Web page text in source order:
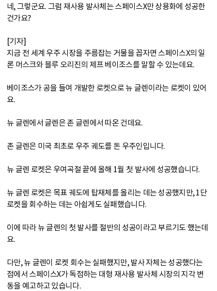
네, 그렇군요. 그럼 재사용 발사체는 스페이스X만 상용화에 성공한
건가요?
[기자]
지금 전 세계 우주 시장을 주름잡는 거물을 꼽자면 스페이스X의 일
론 머스크와 블루 오리진의 제프 베이조스를 말할 수 있는데요.
베이조스가 공을 들여 개발한 로켓으로 뉴 글렌이라는 로켓이 있어
요.
뉴 글렌에서 글렌은 존 글렌에서 따온 건데요.
존 글렌은 미국 최초로 우주 궤도를 돈 우주인입니다.
뉴 글렌 로켓은 우여곡절 끝에 올해 1월 첫 발사에 성공했습니다.
뉴 글렌 로켓은 목표 궤도에 탑재체를 올리는 데는 성공했지만, 1단
로켓을 회수하는 데는 아쉽게도 실패했습니다.
이에 따라 뉴 글렌의 첫 발사를 절반의 성공이라고 부르기도 했는데
요.
다만, 뉴 글렌이 로켓 회수는 실패했지만, 발사 자체는 성공했다는
점에서 스페이스X가 독점하는 대형 재사용 발사체 시장의 지각 변
동을 예고하고 있습니다.